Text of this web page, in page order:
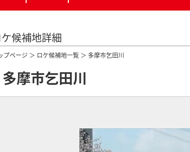
ケ候補地詳細
プページ ＞ ロケ候補地一覧 ＞ 多摩市乞田川
多摩市乞田川